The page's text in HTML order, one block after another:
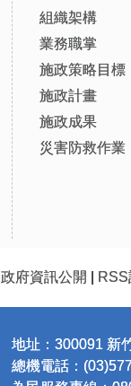
組織架構
業務職掌
施政策略目標
施政計畫
施政成果
災害防救作業
政府資訊公開
地址：300091 新
總機電話：